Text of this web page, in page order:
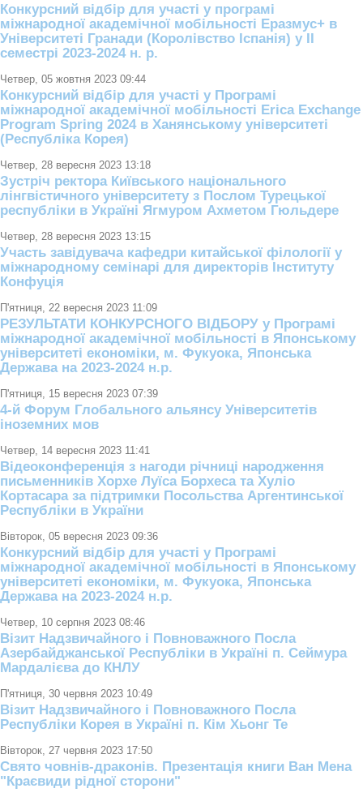
Конкурсний відбір для участі у програмі
міжнародної академічної мобільності Еразмус+ в
Університеті Гранади (Королівство Іспанія) у ІІ
семестрі 2023-2024 н. р.
Четвер, 05 жовтня 2023 09:44
Конкурсний відбір для участі у Програмі
міжнародної академічної мобільності Erica Exchange
Program Spring 2024 в Ханянському університеті
(Республіка Корея)
Четвер, 28 вересня 2023 13:18
Зустріч ректора Київського національного
лінгвістичного університету з Послом Турецької
республіки в Україні Ягмуром Ахметом Гюльдере
Четвер, 28 вересня 2023 13:15
Участь завідувача кафедри китайської філології у
міжнародному семінарі для директорів Інституту
Конфуція
П'ятниця, 22 вересня 2023 11:09
РЕЗУЛЬТАТИ КОНКУРСНОГО ВІДБОРУ у Програмі
міжнародної академічної мобільності в Японському
університеті економіки, м. Фукуока, Японська
Держава на 2023-2024 н.р.
П'ятниця, 15 вересня 2023 07:39
4-й Форум Глобального альянсу Університетів
іноземних мов
Четвер, 14 вересня 2023 11:41
Відеоконференція з нагоди річниці народження
письменників Хорхе Луїса Борхеса та Хуліо
Кортасара за підтримки Посольства Аргентинської
Республіки в України
Вівторок, 05 вересня 2023 09:36
Конкурсний відбір для участі у Програмі
міжнародної академічної мобільності в Японському
університеті економіки, м. Фукуока, Японська
Держава на 2023-2024 н.р.
Четвер, 10 серпня 2023 08:46
Візит Надзвичайного і Повноважного Посла
Азербайджанської Республіки в Україні п. Сеймура
Мардалієва до КНЛУ
П'ятниця, 30 червня 2023 10:49
Візит Надзвичайного і Повноважного Посла
Республіки Корея в Україні п. Кім Хьонг Те
Вівторок, 27 червня 2023 17:50
Свято човнів-драконів. Презентація книги Ван Мена
"Краєвиди рідної сторони"